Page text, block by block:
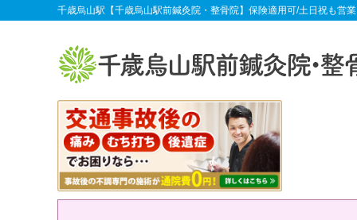
千歳烏山駅【千歳烏山駅前鍼灸院・整骨院】保険適用可/土日祝も営業